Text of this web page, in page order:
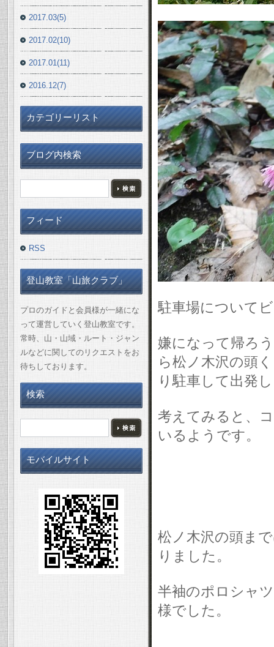
駐車場について
嫌になって帰ろ
ら松ノ木沢の頭
り駐車して出発
考えてみると、
いるようです。
松ノ木沢の頭ま
りました。
半袖のポロシャ
様でした。
2017.03(5)
2017.02(10)
2017.01(11)
2016.12(7)
カテゴリーリスト
ブログ内検索
フィード
RSS
登山教室「山旅クラブ」
プロのガイドと会員様が一緒にな
って運営していく登山教室です。
常時、山・山域・ルート・ジャン
ルなどに関してのリクエストをお
待ちしております。
検索
モバイルサイト